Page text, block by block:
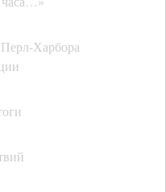
Харбора